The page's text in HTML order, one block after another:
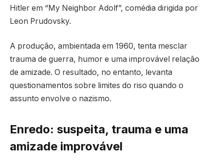
Hitler em “My Neighbor Adolf”, comédia dirigida por
Leon Prudovsky.
A produção, ambientada em 1960, tenta mesclar
trauma de guerra, humor e uma improvável relação
de amizade. O resultado, no entanto, levanta
questionamentos sobre limites do riso quando o
assunto envolve o nazismo.
Enredo: suspeita, trauma e uma
amizade improvável